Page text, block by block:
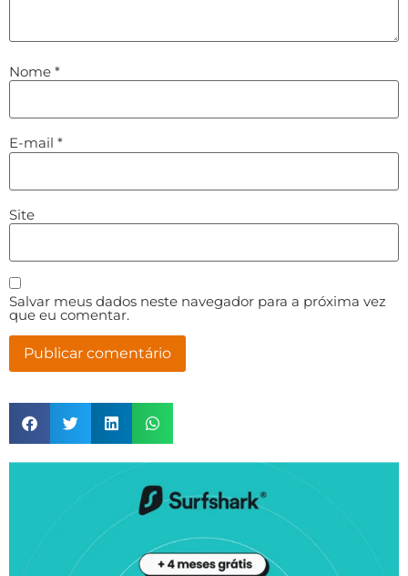
Nome *
E-mail *
Site
Salvar meus dados neste navegador para a próxima vez
que eu comentar.